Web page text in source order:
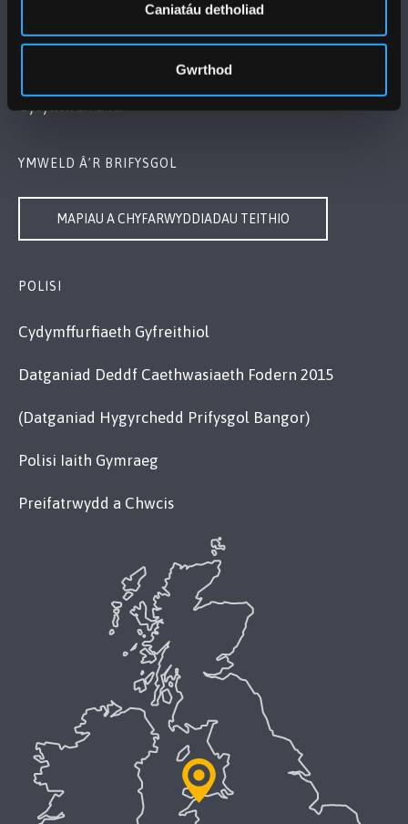
Caniatáu detholiad
Gwrthod
Bangor, Gwynedd, LL57 2DG, UK
YMWELD Â’R BRIFYSGOL
MAPIAU A CHYFARWYDDIADAU TEITHIO
POLISI
Cydymffurfiaeth Gyfreithiol
Datganiad Deddf Caethwasiaeth Fodern 2015
(Datganiad Hygyrchedd Prifysgol Bangor)
Polisi Iaith Gymraeg
Preifatrwydd a Chwcis